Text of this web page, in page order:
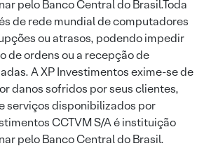
pelo Banco Central do Brasil.Toda
de rede mundial de computadores
ou atrasos, podendo impedir
de ordens ou a recepção de
A XP Investimentos exime-se de
danos sofridos por seus clientes,
serviços disponibilizados por
CCTVM S/A é instituição
pelo Banco Central do Brasil.